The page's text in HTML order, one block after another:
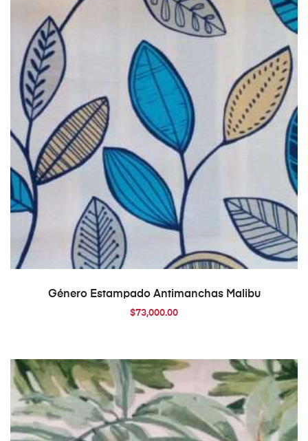
AÑADIR AL CARRITO
Género Estampado Antimanchas Malibu
$73,000.00